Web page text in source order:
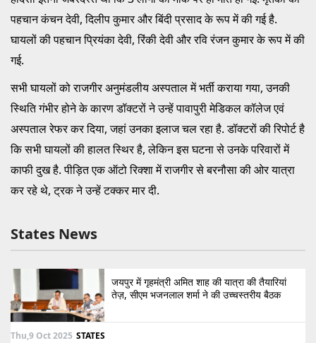
पहचान कंचन देवी, दिलीप कुमार और बिंदी प्रसाद के रूप में की गई है.
घायलों की पहचान प्रियंका देवी, रिंकी देवी और रवि रंजन कुमार के रूप में की
गई.
सभी घायलों को राजगीर अनुमंडलीय अस्पताल में भर्ती कराया गया, उनकी
स्थिति गंभीर होने के कारण डॉक्टरों ने उन्हें पावापुरी मेडिकल कॉलेज एवं
अस्पताल रेफर कर दिया, जहां उनका इलाज चल रहा है. डॉक्टरों की रिपोर्ट है
कि सभी घायलों की हालत स्थिर है, लेकिन इस घटना से उनके परिवारों में
काफी दुख है. पीड़ित एक ऑटो रिक्शा में राजगीर से बरनौसा की ओर यात्रा
कर रहे थे, ट्रक ने उन्हें टक्कर मार दी.
States News
जयपुर में गृहमंत्री अमित शाह की यात्रा की तैयारियां
तेज़, सीएम भजनलाल शर्मा ने की उच्चस्तरीय बैठक
Thu,9 Oct 2025 STATES